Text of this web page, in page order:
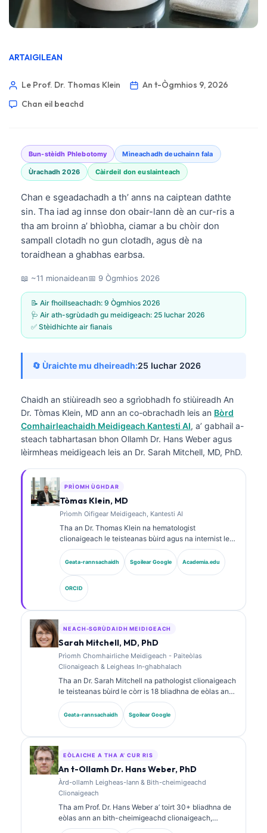
ARTAIGILEAN
Le Prof. Dr. Thomas Klein
An t-Ògmhios 9, 2026
Chan eil beachd
Bun-stèidh Phlebotomy Mìneachadh deuchainn fala
Ùrachadh 2026 Càirdeil don euslainteach
Chan e sgeadachadh a th’ anns na caiptean dathte
sin. Tha iad ag innse don obair-lann dè an cur-ris a
tha am broinn a’ bhìobha, ciamar a bu chòir don
sampall clotadh no gun clotadh, agus dè na
toraidhean a ghabhas earbsa.
📖 ~11 mionaidean📅 9 Ògmhios 2026
📝 Air fhoillseachadh: 9 Ògmhios 2026
🩺 Air ath-sgrùdadh gu meidigeach: 25 Iuchar 2026
✅ Stèidhichte air fianais
🔄 Ùraichte mu dheireadh:25 Iuchar 2026
Chaidh an stiùireadh seo a sgrìobhadh fo stiùireadh An
Dr. Tòmas Klein, MD ann an co-obrachadh leis an Bòrd
Comhairleachaidh Meidigeach Kantesti AI, a’ gabhail a-
steach tabhartasan bhon Ollamh Dr. Hans Weber agus
lèirmheas meidigeach leis an Dr. Sarah Mitchell, MD, PhD.
PRÌOMH ÙGHDAR
Tòmas Klein, MD
Prìomh Oifigear Meidigeach, Kantesti AI
Tha an Dr. Thomas Klein na hematologist
clionaigeach le teisteanas bùird agus na internist le
còrr is 15 bliadhna de eòlas ann an leigheas-lann
agus mion-anailis clionaigeach le taic bho AI. Mar
Àrd Oifigear Meidigeach aig Kantesti AI, tha e a’ toirt
seachad stiùireadh clionaigeach air cruinneas
meidigeach an lìonra neural seilbheach. Tha an Dr.
Klein air fhoillseachadh mu mhìneachadh biomarcair
agus breithneachadh obair-lann.
Geata-rannsachaidh Sgoilear Google Academia.edu
ORCID
NEACH-SGRÙDAIDH MEIDIGEACH
Sarah Mitchell, MD, PhD
Prìomh Chomhairliche Meidigeach - Paiteòlas
Clionaigeach & Leigheas In-ghabhalach
Tha an Dr. Sarah Mitchell na pathologist clionaigeach
le teisteanas bùird le còrr is 18 bliadhna de eòlas ann
an leigheas-lann agus mion-sgrùdadh
breithneachaidh. Tha teisteanasan sònraichte aice
ann an ceimigeachd clionaigeach agus tha i air
clionaigeach.
Geata-rannsachaidh Sgoilear Google
EÒLAICHE A THA A’ CUR RIS
An t-Ollamh Dr. Hans Weber, PhD
Àrd-ollamh Leigheas-lann & Bith-cheimigeachd
Clionaigeach
Tha am Prof. Dr. Hans Weber a’ toirt 30+ bliadhna de
eòlas ann an bith-cheimigeachd clionaigeach,
leigheas-lann, agus rannsachadh biomarkers. B’ e